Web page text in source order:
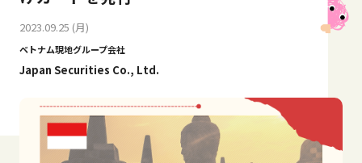
2023.09.25 (月)
ベトナム現地グループ会社
Japan Securities Co., Ltd.